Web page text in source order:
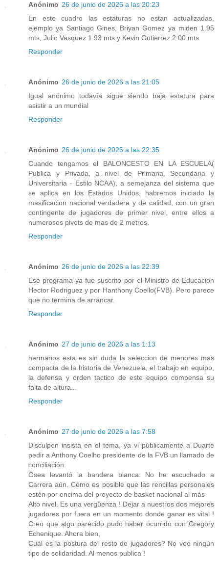
Anónimo 26 de junio de 2026 a las 20:23
En este cuadro las estaturas no estan actualizadas,
ejemplo ya Santiago Gines, Briyan Gomez ya miden 1.95
mts, Julio Vasquez 1.93 mts y Kevin Gutierrez 2:00 mts
Responder
Anónimo 26 de junio de 2026 a las 21:05
Igual anónimo todavía sigue siendo baja estatura para
asistir a un mundial
Responder
Anónimo 26 de junio de 2026 a las 22:35
Cuando tengamos el BALONCESTO EN LA ESCUELA(
Publica y Privada, a nivel de Primaria, Secundaria y
Universitaria - Estilo NCAA), a semejanza del sistema que
se aplica en los Estados Unidos, habremos iniciado la
masificacion nacional verdadera y de calidad, con un gran
contingente de jugadores de primer nivel, entre ellos a
numerosos pivots de mas de 2 metros.
Responder
Anónimo 26 de junio de 2026 a las 22:39
Ese programa ya fue suscrito por el Ministro de Educacion
Hector Rodriguez y por Hanthony Coello(FVB). Pero parece
que no termina de arrancar.
Responder
Anónimo 27 de junio de 2026 a las 1:13
hermanos esta es sin duda la seleccion de menores mas
compacta de la historia de Venezuela, el trabajo en equipo,
la defensa y orden tactico de este equipo compensa su
falta de altura...
Responder
Anónimo 27 de junio de 2026 a las 7:58
Disculpen insista en el tema, ya vi públicamente a Duarte
pedir a Anthony Coelho presidente de la FVB un llamado de
conciliación.
Ósea levantó la bandera blanca. No he escuchado a
Carrera aún. Cómo es posible que las rencillas personales
estén por encima del proyecto de basket nacional al más
Alto nivel. Es una vergüenza ! Dejar a nuestros dos mejores
jugadores por fuera en un momento donde ganar es vital !
Creo que algo parecido pudo haber ocurrido con Gregory
Echenique. Ahora bien,
Cuál es la postura del resto de jugadores? No veo ningún
tipo de solidaridad. Al menos publica !